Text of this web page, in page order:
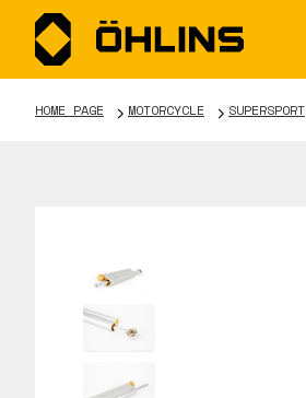
HOME PAGE MOTORCYCLE SUPERSPORT